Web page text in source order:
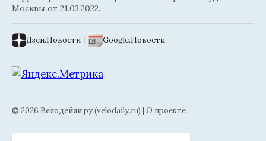
Москвы от 21.03.2022.
Дзен.Новости | Google.Новости
© 2026 Велодейли.ру (velodaily.ru) | О проекте